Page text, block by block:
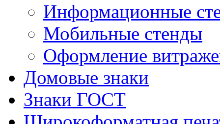
Информационные
Мобильные стенды
Оформление
Домовые знаки
Знаки ГОСТ